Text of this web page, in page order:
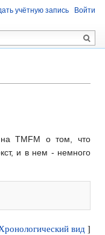
TMFM о том, что
и в нем - немного
вид ]
учётную запись Войти